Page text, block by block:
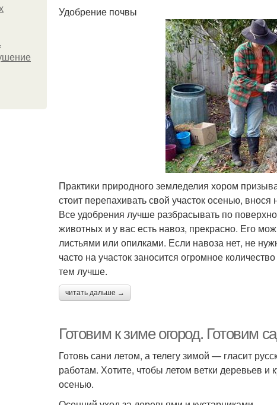
Удобрение почвы
Практики природного земледелия хором
стоит перепахивать свой участок осенью,
Все удобрения лучше разбрасывать по
животных и у вас есть навоз, прекрасно. Его
листьями или опилками. Если навоза нет, не
часто на участок заносится огромное
тем лучше.
читать дальше →
Готовим к зиме огород. Готовим
Готовь сани летом, а телегу зимой — гласит
работам. Хотите, чтобы летом ветки деревьев и
осенью.